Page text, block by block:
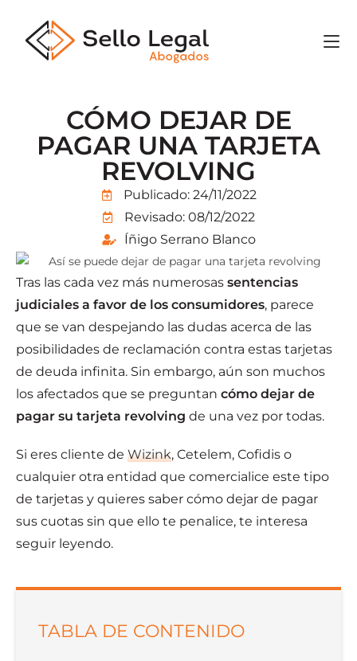
CÓMO DEJAR DE
PAGAR UNA TARJETA
REVOLVING
Publicado: 24/11/2022
Revisado: 08/12/2022
Íñigo Serrano Blanco
Tras las cada vez más numerosas sentencias
judiciales a favor de los consumidores, parece
que se van despejando las dudas acerca de las
posibilidades de reclamación contra estas tarjetas
de deuda infinita. Sin embargo, aún son muchos
los afectados que se preguntan cómo dejar de
pagar su tarjeta revolving de una vez por todas.
Si eres cliente de Wizink, Cetelem, Cofidis o
cualquier otra entidad que comercialice este tipo
de tarjetas y quieres saber cómo dejar de pagar
sus cuotas sin que ello te penalice, te interesa
seguir leyendo.
TABLA DE CONTENIDO